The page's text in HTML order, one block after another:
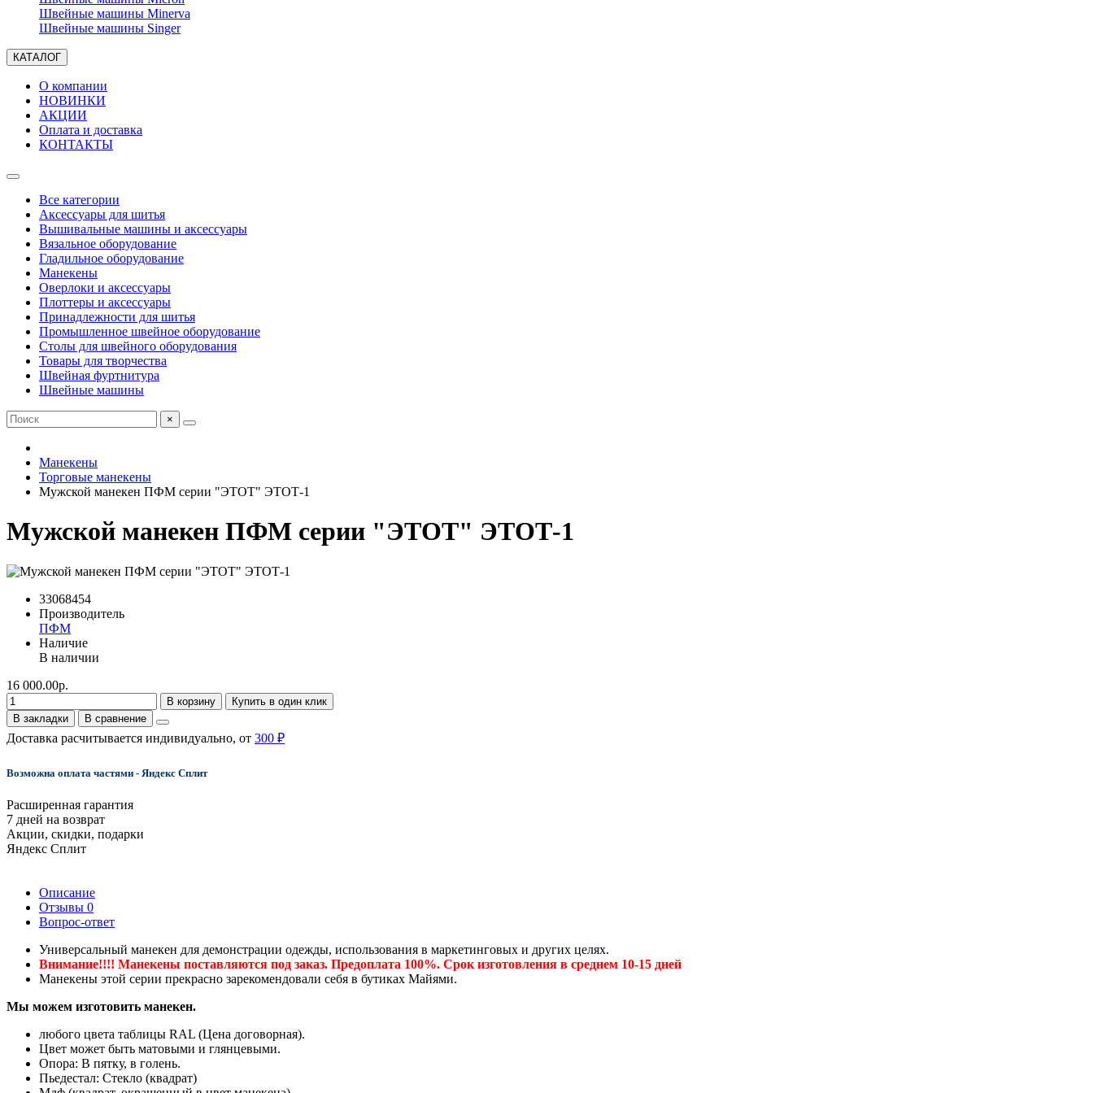
Швейные машины Minerva
Швейные машины Singer
КАТАЛОГ
О компании
НОВИНКИ
АКЦИИ
Оплата и доставка
КОНТАКТЫ
Все категории
Аксессуары для шитья
Вышивальные машины и аксессуары
Вязальное оборудование
Гладильное оборудование
Манекены
Оверлоки и аксессуары
Плоттеры и аксессуары
Принадлежности для шитья
Промышленное швейное оборудование
Столы для швейного оборудования
Товары для творчества
Швейная фуртнитура
Швейные машины
×
Манекены
Торговые манекены
Мужской манекен ПФМ серии "ЭТОТ" ЭТОТ-1
Мужской манекен ПФМ серии "ЭТОТ" ЭТОТ-1
33068454
Производитель
ПФМ
Наличие
В наличии
16 000.00р.
В корзину
Купить в один клик
В закладки
В сравнение
Доставка расчитывается индивидуально, от 300 ₽
Возможна оплата частями - Яндекс Сплит
Расширенная гарантия
7 дней на возврат
Акции, скидки, подарки
Яндекс Сплит
Описание
Отзывы 0
Вопрос-ответ
Универсальный манекен для демонстрации одежды, использования в маркетинговых и других целях.
Внимание!!!! Манекены поставляются под заказ. Предоплата 100%. Срок изготовления в среднем 10-15 дней
Манекены этой серии прекрасно зарекомендовали себя в бутиках Майями.
Мы можем изготовить манекен.
любого цвета таблицы RAL (Цена договорная).
Цвет может быть матовыми и глянцевыми.
Опора: В пятку, в голень.
Пьедестал: Стекло (квадрат)